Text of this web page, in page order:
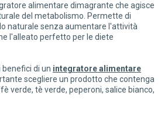
alimentare dimagrante che agisce
del metabolismo. Permette di
naturale senza aumentare l'attività
l'alleato perfetto per le diete
di un integratore alimentare
scegliere un prodotto che contenga
verde, tè verde, peperoni, salice bianco,